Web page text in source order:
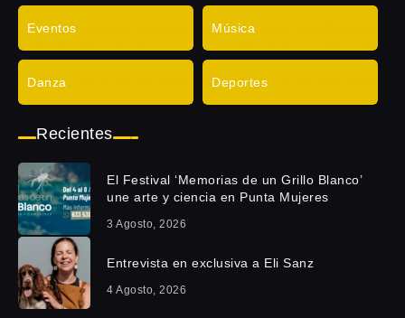
Eventos Música
Danza Deportes
Recientes
El Festival ‘Memorias de un Grillo Blanco’
une arte y ciencia en Punta Mujeres
3 Agosto, 2026
Entrevista en exclusiva a Eli Sanz
4 Agosto, 2026